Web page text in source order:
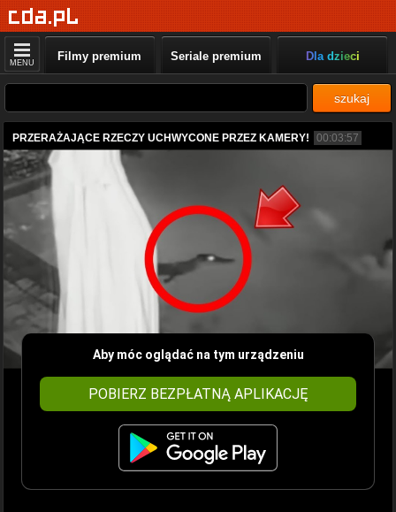
MENU Filmy premium Seriale premium Dla dzieci
szukaj
PRZERAŻAJĄCE RZECZY UCHWYCONE PRZEZ KAMERY! 00:03:57
Aby móc oglądać na tym urządzeniu
POBIERZ BEZPŁATNĄ APLIKACJĘ